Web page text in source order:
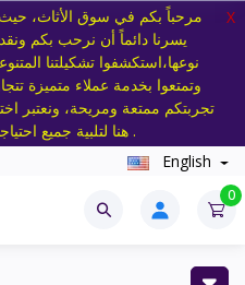
مرحباً بكم في سوق الأثاث، حيث
يسرنا دائماً أن نرحب بكم
نوعها،استكشفوا تشكيلتنا
وتمتعوا بخدمة عملاء متميزة
تجربتكم ممتعة ومريحة، ونعتبر
هنا لتلبية جميع احتياجاتكم بمهنية واحترافية .
X
English
0